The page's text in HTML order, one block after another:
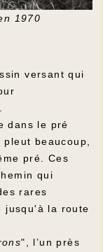
1970
versant qui
dans le pré
beaucoup,
pré. Ces
qui
rares
jusqu'à la route
", l’un près